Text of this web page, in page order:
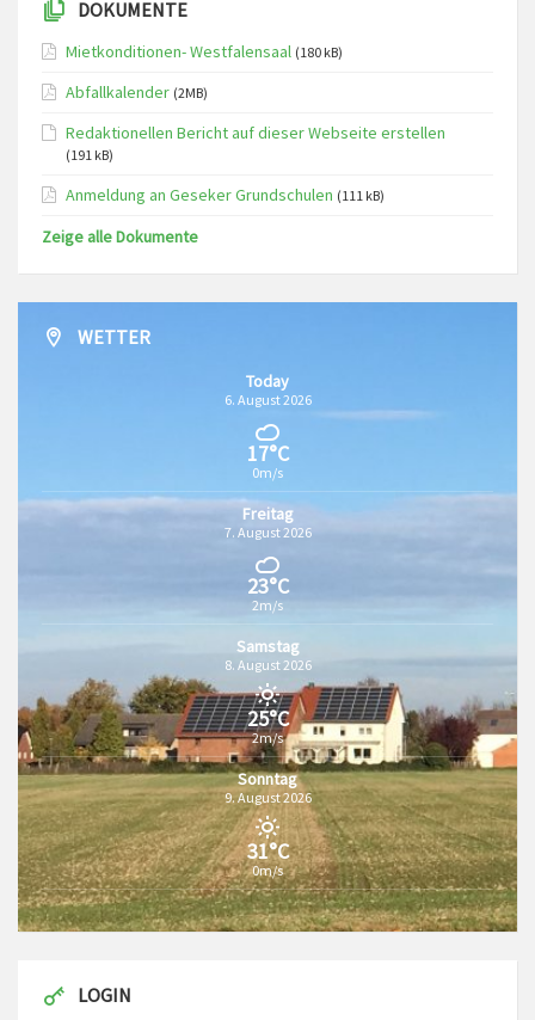
DOKUMENTE
Mietkonditionen- Westfalensaal (180 kB)
Abfallkalender (2MB)
Redaktionellen Bericht auf dieser Webseite erstellen
(191 kB)
Anmeldung an Geseker Grundschulen (111 kB)
Zeige alle Dokumente
WETTER
Today
6. August 2026
17°C
0m/s
Freitag
7. August 2026
23°C
2m/s
Samstag
8. August 2026
25°C
2m/s
Sonntag
9. August 2026
31°C
0m/s
LOGIN